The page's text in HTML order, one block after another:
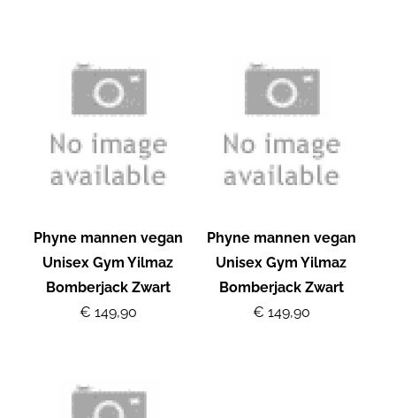
Phyne mannen vegan
Unisex Gym Yilmaz
Bomberjack Zwart
€ 149,90
Phyne mannen vegan
Unisex Gym Yilmaz
Bomberjack Zwart
€ 149,90